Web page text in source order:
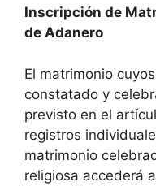
Inscripción de
de Adanero
El matrimonio
constatado y
previsto en el
registros
matrimonio
religiosa accederá